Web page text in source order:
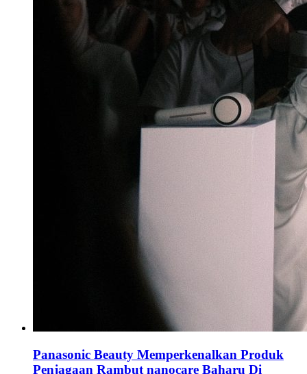
Panasonic Beauty Memperkenalkan Produk
Penjagaan Rambut nanocare Baharu Di